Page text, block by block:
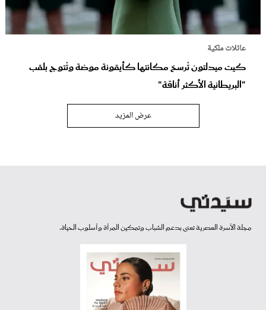
عائلات ملكية
كيت ميدلتون تُرسخ مكانتها كأيقونة موضة وتُتوج بلقب
"البريطانية الأكثر أناقة"
عرض المزيد
مجلة الأسرة العصرية تعنى بدعم الشباب وتمكين المرأة وأسلوب الحياة.